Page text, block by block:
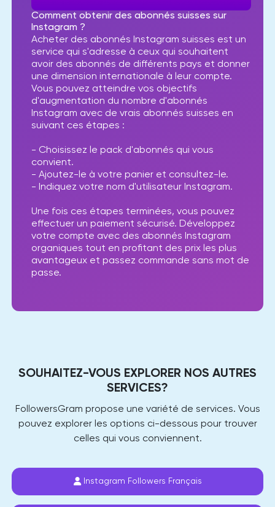
Comment obtenir des abonnés suisses sur
Instagram ?
Acheter des abonnés Instagram suisses est un
service qui s'adresse à ceux qui souhaitent
avoir des abonnés de différents pays et donner
une dimension internationale à leur compte.
Vous pouvez atteindre vos objectifs
d'augmentation du nombre d'abonnés
Instagram avec de vrais abonnés suisses en
suivant ces étapes :
- Choisissez le pack d'abonnés qui vous
convient.
- Ajoutez-le à votre panier et consultez-le.
- Indiquez votre nom d'utilisateur Instagram.
Une fois ces étapes terminées, vous pouvez
effectuer un paiement sécurisé. Développez
votre compte avec des abonnés Instagram
organiques tout en profitant des prix les plus
avantageux et passez commande sans mot de
passe.
SOUHAITEZ-VOUS EXPLORER NOS AUTRES
SERVICES?
FollowersGram propose une variété de services. Vous
pouvez explorer les options ci-dessous pour trouver
celles qui vous conviennent.
Instagram Followers Français